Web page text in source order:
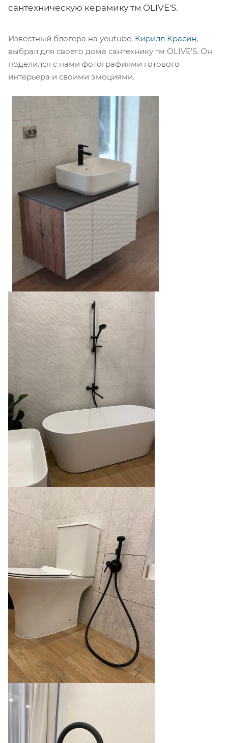
сантехническую керамику тм OLIVE'S.
Известный блогера на youtube, Кирилл Красин,
выбрал для своего дома сантехнику тм OLIVE'S. Он
поделился с нами фотографиями готового
интерьера и своими эмоциями.